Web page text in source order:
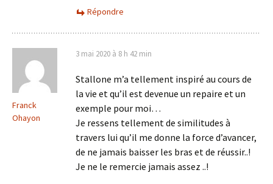
Répondre
Franck
Ohayon
3 mai 2020 à 8 h 42 min
Stallone m’a tellement inspiré au cours de
la vie et qu’il est devenue un repaire et un
exemple pour moi…
Je ressens tellement de similitudes à
travers lui qu’il me donne la force d’avancer,
de ne jamais baisser les bras et de réussir..!
Je ne le remercie jamais assez ..!